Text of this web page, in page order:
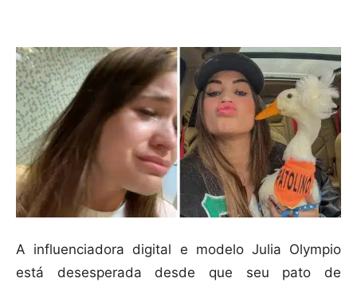
A influenciadora digital e modelo Julia Olympio
está desesperada desde que seu pato de